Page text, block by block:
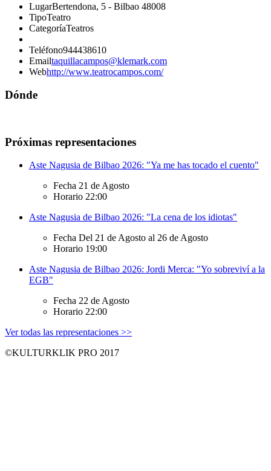
LugarBertendona, 5 - Bilbao 48008
TipoTeatro
CategoríaTeatros
Teléfono944438610
Emailtaquillacampos@klemark.com
Webhttp://www.teatrocampos.com/
Dónde
Próximas representaciones
Aste Nagusia de Bilbao 2026: "Ya me has tocado el cuento"
Fecha 21 de Agosto
Horario 22:00
Aste Nagusia de Bilbao 2026: "La cena de los idiotas"
Fecha Del 21 de Agosto al 26 de Agosto
Horario 19:00
Aste Nagusia de Bilbao 2026: Jordi Merca: "Yo sobreviví a la
EGB"
Fecha 22 de Agosto
Horario 22:00
Ver todas las representaciones >>
©KULTURKLIK PRO 2017